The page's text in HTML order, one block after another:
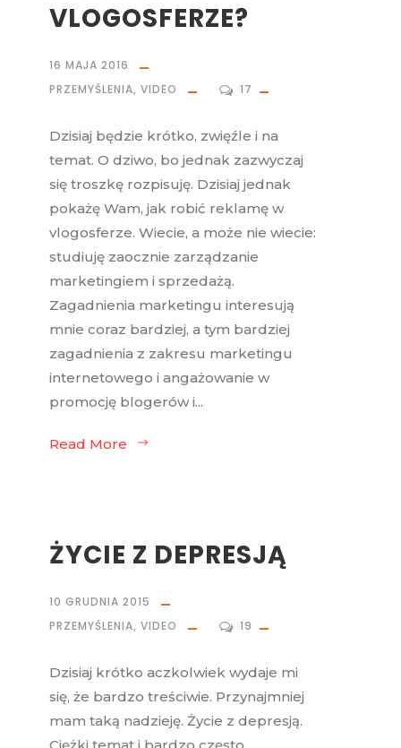
VLOGOSFERZE?
16 MAJA 2016
PRZEMYŚLENIA, VIDEO 17
Dzisiaj będzie krótko, zwięźle i na
temat. O dziwo, bo jednak zazwyczaj
się troszkę rozpisuję. Dzisiaj jednak
pokażę Wam, jak robić reklamę w
vlogosferze. Wiecie, a może nie wiecie:
studiuję zaocznie zarządzanie
marketingiem i sprzedażą.
Zagadnienia marketingu interesują
mnie coraz bardziej, a tym bardziej
zagadnienia z zakresu marketingu
internetowego i angażowanie w
promocję blogerów i...
Read More
ŻYCIE Z DEPRESJĄ
10 GRUDNIA 2015
PRZEMYŚLENIA, VIDEO 19
Dzisiaj krótko aczkolwiek wydaje mi
się, że bardzo treściwie. Przynajmniej
mam taką nadzieję. Życie z depresją.